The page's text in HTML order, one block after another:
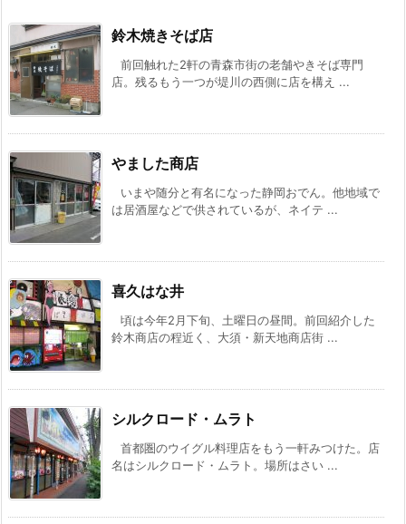
鈴木焼きそば店
前回触れた2軒の青森市街の老舗やきそば専門
店。残るもう一つが堤川の西側に店を構え ...
やました商店
いまや随分と有名になった静岡おでん。他地域で
は居酒屋などで供されているが、ネイテ ...
喜久はな井
頃は今年2月下旬、土曜日の昼間。前回紹介した
鈴木商店の程近く、大須・新天地商店街 ...
シルクロード・ムラト
首都圏のウイグル料理店をもう一軒みつけた。店
名はシルクロード・ムラト。場所はさい ...